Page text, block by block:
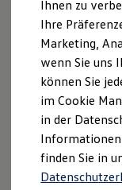
Kombis
Schnell
Angebote und
Aktuelle
E-Auto-
Die
Junge
NEU: KI
Ihnen
Ihnen zu
Ihre
Marketing,
wenn Sie uns
können Sie
im Cookie
in der
Informationen
finden Sie in